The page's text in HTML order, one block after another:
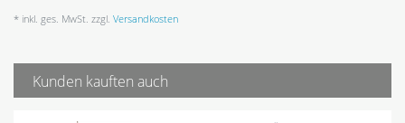
* inkl. ges. MwSt. zzgl. Versandkosten
Kunden kauften auch